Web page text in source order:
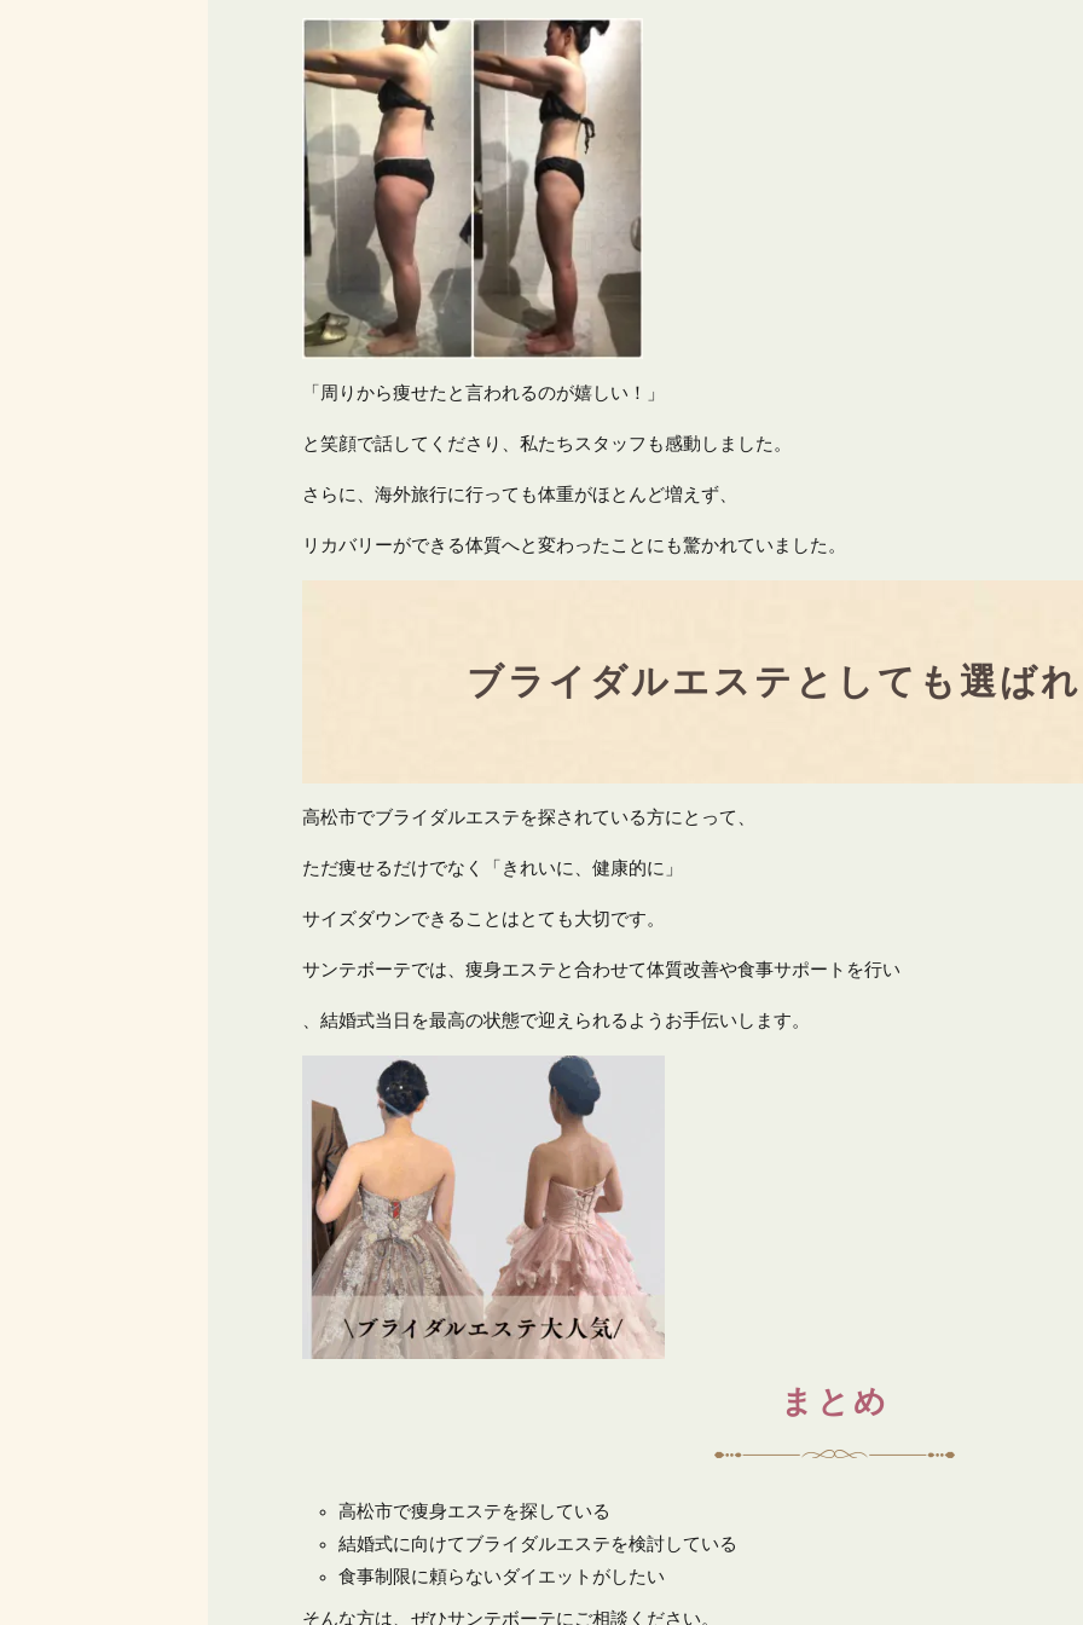
「周りから痩せたと言われるのが嬉しい！」
と笑顔で話してくださり、私たちスタッフも感動しました。
さらに、海外旅行に行っても体重がほとんど増えず、
リカバリーができる体質へと変わったことにも驚かれていました。
ブライダルエステとしても選ば
高松市でブライダルエステを探されている方にとって、
ただ痩せるだけでなく「きれいに、健康的に」
サイズダウンできることはとても大切です。
サンテボーテでは、痩身エステと合わせて体質改善や食事サポートを行い
、結婚式当日を最高の状態で迎えられるようお手伝いします。
まとめ
高松市で痩身エステを探している
結婚式に向けてブライダルエステを検討している
食事制限に頼らないダイエットがしたい
そんな方は、ぜひサンテボーテにご相談ください。